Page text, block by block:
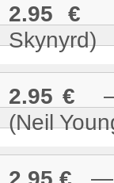
2.95 €
Skynyrd)
2.95 € —
(Neil